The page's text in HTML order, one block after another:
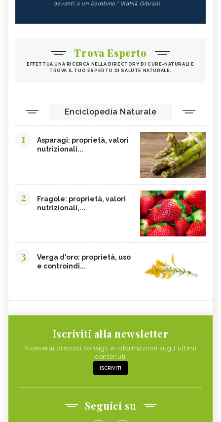
davanti a un bambino." (Kahlil Gibran)
Trova Esperto
EFFETTUA UNA RICERCA NELLA DIRECTORY DI CURE-NATURALI E
TROVA IL TUO ESPERTO DI SALUTE NATURALE.
Enciclopedia Naturale
1
Asparagi: proprietà, valori
nutrizionali...
2
Fragole: proprietà, valori
nutrizionali,...
3
Verga d'oro: proprietà, uso
e controindi...
Iscriviti alla newsletter
Riceverai preziosi consigli e informazioni sugli ultimi
contenuti
ISCRIVITI
Seguici su